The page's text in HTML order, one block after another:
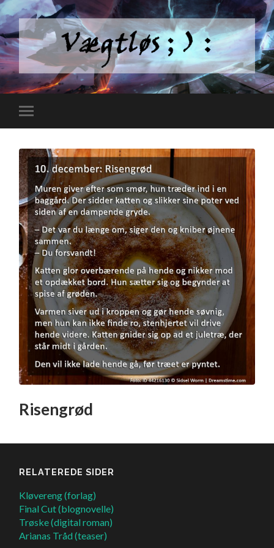
Risengrød
RELATEREDE SIDER
Kløvereng (forlag)
Final Cut (blognovelle)
Trøske (digital roman)
Arianas Tråd (teaser)